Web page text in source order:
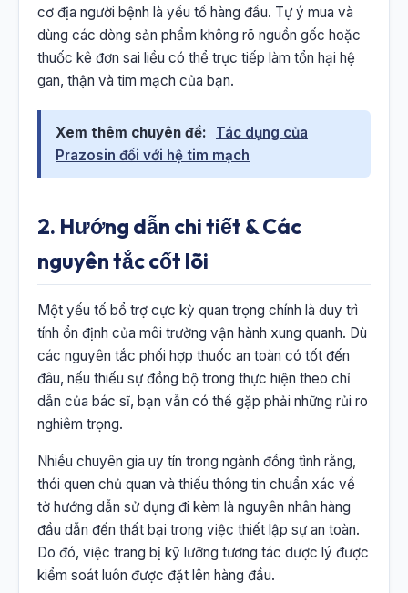
cơ địa người bệnh là yếu tố hàng đầu. Tự ý mua và
dùng các dòng sản phẩm không rõ nguồn gốc hoặc
thuốc kê đơn sai liều có thể trực tiếp làm tổn hại hệ
gan, thận và tim mạch của bạn.
Xem thêm chuyên đề:
Tác dụng của
Prazosin đối với hệ tim mạch
2. Hướng dẫn chi tiết & Các
nguyên tắc cốt lõi
Một yếu tố bổ trợ cực kỳ quan trọng chính là duy trì
tính ổn định của môi trường vận hành xung quanh. Dù
các nguyên tắc phối hợp thuốc an toàn có tốt đến
đâu, nếu thiếu sự đồng bộ trong thực hiện theo chỉ
dẫn của bác sĩ, bạn vẫn có thể gặp phải những rủi ro
nghiêm trọng.
Nhiều chuyên gia uy tín trong ngành đồng tình rằng,
thói quen chủ quan và thiếu thông tin chuẩn xác về
tờ hướng dẫn sử dụng đi kèm là nguyên nhân hàng
đầu dẫn đến thất bại trong việc thiết lập sự an toàn.
Do đó, việc trang bị kỹ lưỡng tương tác dược lý được
kiểm soát luôn được đặt lên hàng đầu.